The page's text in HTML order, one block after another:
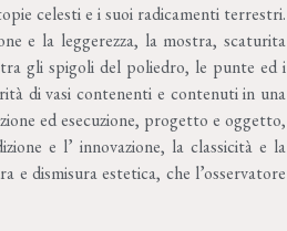
celesti e i suoi radicamenti terrestri.
e la leggerezza, la mostra, scaturita
gli spigoli del poliedro, le punte ed i
di vasi contenenti e contenuti in una
ed esecuzione, progetto e oggetto,
e l’ innovazione, la classicità e la
e dismisura estetica, che l’osservatore